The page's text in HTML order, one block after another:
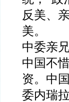
反美、
美。
中委亲
中国不
资。中
委内瑞